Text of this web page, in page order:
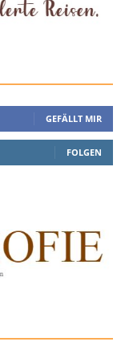
GEFÄLLT MIR
FOLGEN